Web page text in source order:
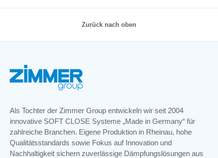
Zurück nach oben
Als Tochter der Zimmer Group entwickeln wir seit 2004
innovative SOFT CLOSE Systeme „Made in Germany“ für
zahlreiche Branchen. Eigene Produktion in Rheinau, hohe
Qualitätsstandards sowie Fokus auf Innovation und
Nachhaltigkeit sichern zuverlässige Dämpfungslösungen aus